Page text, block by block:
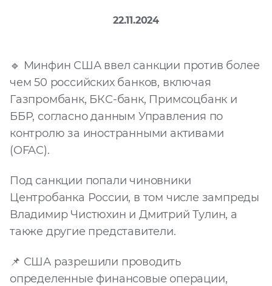
22.11.2024
🔹 Минфин США ввел санкции против более
чем 50 российских банков, включая
Газпромбанк, БКС-банк, Примсоцбанк и
ББР, согласно данным Управления по
контролю за иностранными активами
(OFAC).
Под санкции попали чиновники
Центробанка России, в том числе зампреды
Владимир Чистюхин и Дмитрий Тулин, а
также другие представители.
📌 США разрешили проводить
определенные финансовые операции,
Согласен с
политикой
и наобработку моих
персональных
Запросить расчёт